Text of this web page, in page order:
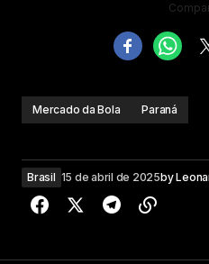
Mercado da Bola Paraná
Brasil 15 de abril de 2025by